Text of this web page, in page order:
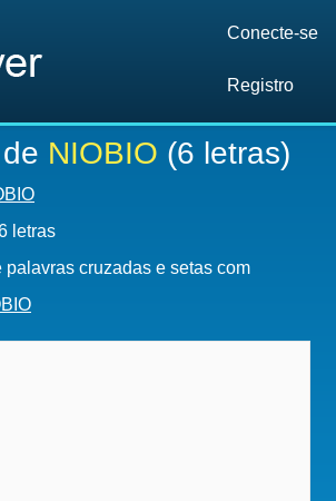
Conecte-se
Registro
NIOBIO (6 letras)
letras
palavras cruzadas e setas com